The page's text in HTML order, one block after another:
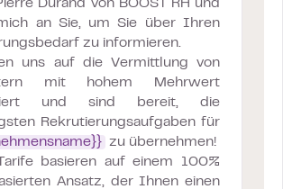
Durand von BOOST RH und
an Sie, um Sie über Ihren
zu informieren.
uns auf die Vermittlung von
mit hohem Mehrwert
und sind bereit, die
Rekrutierungsaufgaben für
zu übernehmen!
basieren auf einem 100%
Ansatz, der Ihnen einen